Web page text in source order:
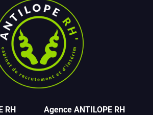
RH
Agence ANTILOPE RH